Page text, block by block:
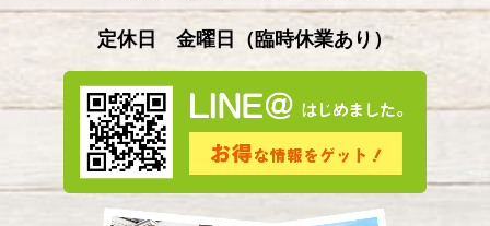
2024年5月(4)
2024年4月 (2)
2024年3月(5)
2024年2月(3)
2024年1月(3)
2023年12月
定休日 金曜日 （臨時休業あり）